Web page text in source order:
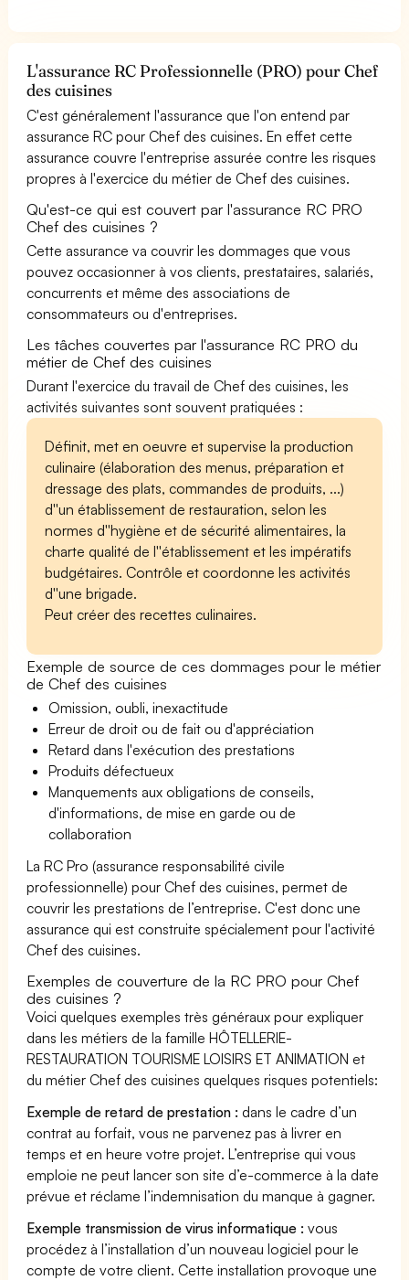
L'assurance RC Professionnelle (PRO) pour Chef
des cuisines
C'est généralement l'assurance que l'on entend par
assurance RC pour Chef des cuisines. En effet cette
assurance couvre l'entreprise assurée contre les risques
propres à l'exercice du métier de Chef des cuisines.
Qu'est-ce qui est couvert par l'assurance RC PRO
Chef des cuisines ?
Cette assurance va couvrir les dommages que vous
pouvez occasionner à vos clients, prestataires, salariés,
concurrents et même des associations de
consommateurs ou d'entreprises.
Les tâches couvertes par l'assurance RC PRO du
métier de Chef des cuisines
Durant l'exercice du travail de Chef des cuisines, les
activités suivantes sont souvent pratiquées :
Définit, met en oeuvre et supervise la production
culinaire (élaboration des menus, préparation et
dressage des plats, commandes de produits, ...)
d''un établissement de restauration, selon les
normes d''hygiène et de sécurité alimentaires, la
charte qualité de l''établissement et les impératifs
budgétaires. Contrôle et coordonne les activités
d''une brigade.
Peut créer des recettes culinaires.
Exemple de source de ces dommages pour le métier
de Chef des cuisines
Omission, oubli, inexactitude
Erreur de droit ou de fait ou d'appréciation
Retard dans l'exécution des prestations
Produits défectueux
Manquements aux obligations de conseils,
d'informations, de mise en garde ou de
collaboration
La RC Pro (assurance responsabilité civile
professionnelle) pour Chef des cuisines, permet de
couvrir les prestations de l’entreprise. C'est donc une
assurance qui est construite spécialement pour l'activité
Chef des cuisines.
Exemples de couverture de la RC PRO pour Chef
des cuisines ?
Voici quelques exemples très généraux pour expliquer
dans les métiers de la famille HÔTELLERIE-
RESTAURATION TOURISME LOISIRS ET ANIMATION et
du métier Chef des cuisines quelques risques potentiels:
Exemple de retard de prestation : dans le cadre d’un
contrat au forfait, vous ne parvenez pas à livrer en
temps et en heure votre projet. L’entreprise qui vous
emploie ne peut lancer son site d’e-commerce à la date
prévue et réclame l’indemnisation du manque à gagner.
Exemple transmission de virus informatique : vous
procédez à l’installation d’un nouveau logiciel pour le
compte de votre client. Cette installation provoque une